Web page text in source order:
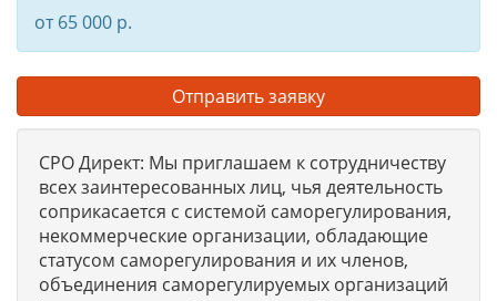
от 65 000 р.
Отправить заявку
СРО Директ: Мы приглашаем к сотрудничеству
всех заинтересованных лиц, чья деятельность
соприкасается с системой саморегулирования,
некоммерческие организации, обладающие
статусом саморегулирования и их членов,
объединения саморегулируемых организаций